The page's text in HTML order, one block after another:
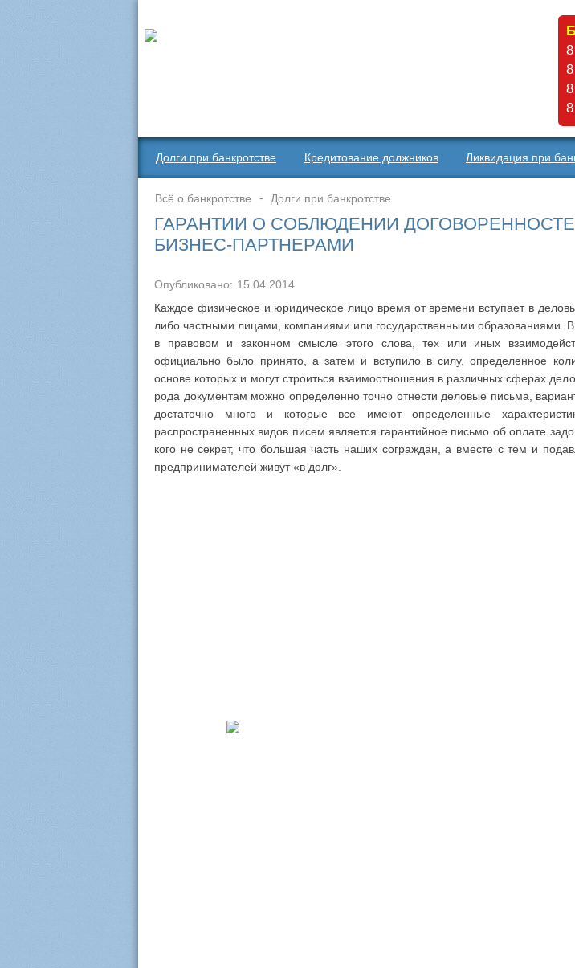
Долги при банкротстве Кредитование должников Ликвидация при
Всё о банкротстве Долги при банкротстве
ГАРАНТИИ О СОБЛЮДЕНИИ
БИЗНЕС-ПАРТНЕРАМИ
Опубликовано: 15.04.2014
Каждое физическое и юридическое лицо время от времени вступает в
либо частными лицами, компаниями или государственными образованиями. В
в правовом и законном смысле этого слова, тех или иных
официально было принято, а затем и вступило в силу, определенное
основе которых и могут строиться взаимоотношения в различных сферах
рода документам можно определенно точно отнести деловые письма,
достаточно много и которые все имеют определенные
распространенных видов писем является гарантийное письмо об оплате
кого не секрет, что большая часть наших сограждан, а вместе с тем и
предпринимателей живут «в долг».